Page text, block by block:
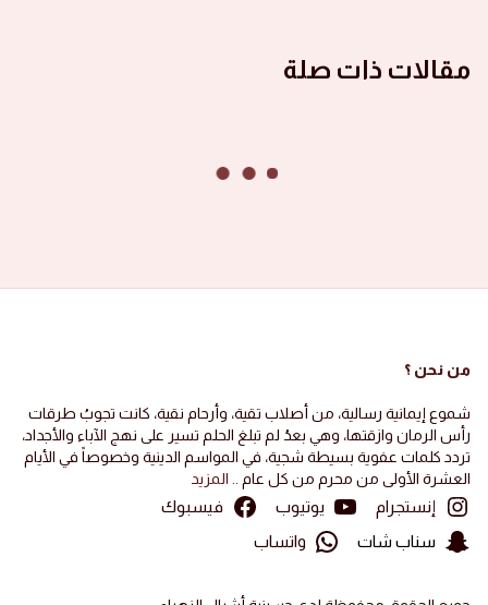
مقالات ذات صلة
من نحن ؟
شموع إيمانية رسالية، من أصلاب تقية، وأرحام نقية، كانت تجوبُ طرقات
رأس الرمان وازقتها، وهي بعدُ لم تبلغ الحلم تسير على نهج الآباء والأجداد،
تردد كلمات عفوية بسيطة شجية، في المواسم الدينية وخصوصاً في الأيام
العشرة الأولى من محرم من كل عام .. المزيد
إنستجرام يوتيوب
فيسبوك
سناب شات
واتساب